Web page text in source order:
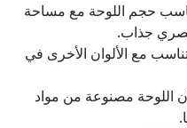
حجم اللوحة مع مساحة
بصري جذاب.
مع الألوان الأخرى في
اللوحة مصنوعة من مواد